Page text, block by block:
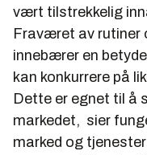
vært tilstrekkelig
Fraværet av rutiner
innebærer en
kan konkurrere på
Dette er egnet til å
markedet, sier
marked og